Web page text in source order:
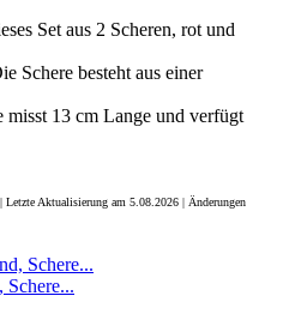
Set aus 2 Scheren, rot und
Schere besteht aus einer
misst 13 cm Lange und verfügt
Letzte Aktualisierung am 5.08.2026 | Änderungen
Schere...